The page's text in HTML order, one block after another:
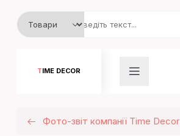
TIME DECOR
Фото-звіт компанії Time Decor